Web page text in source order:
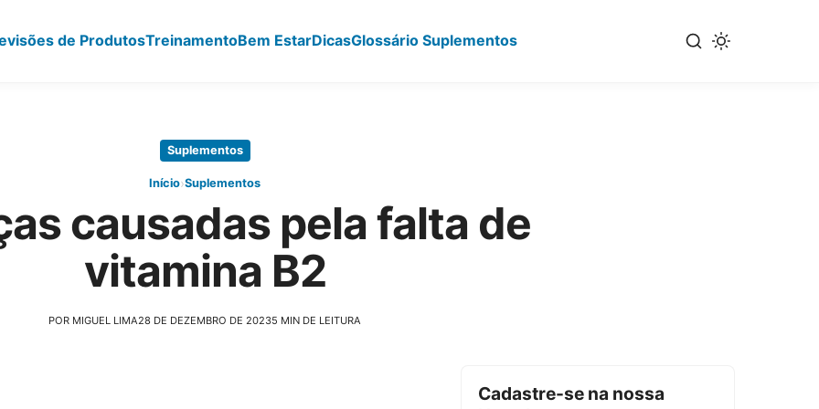
de ProdutosTreinamentoBem EstarDicasGlossário Suplementos
Suplementos
Início›Suplementos
causadas pela falta de
vitamina B2
POR MIGUEL LIMA28 DE DEZEMBRO DE 20235 MIN DE LEITURA
Cadastre-se na nossa